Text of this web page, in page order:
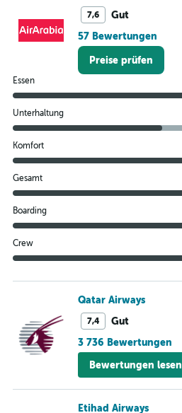
7,6
Gut
57 Bewertungen
Preise prüfen
Essen
Unterhaltung
Komfort
Gesamt
Boarding
Crew
Qatar Airways
7,4
Gut
3 736 Bewertungen
Bewertungen lesen
Etihad Airways